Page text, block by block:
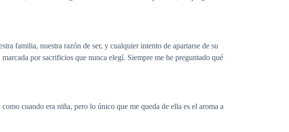
familia, nuestra razón de ser, y cualquier intento de apartarse de su
por sacrificios que nunca elegí. Siempre me he preguntado qué
cuando era niña, pero lo único que me queda de ella es el aroma a